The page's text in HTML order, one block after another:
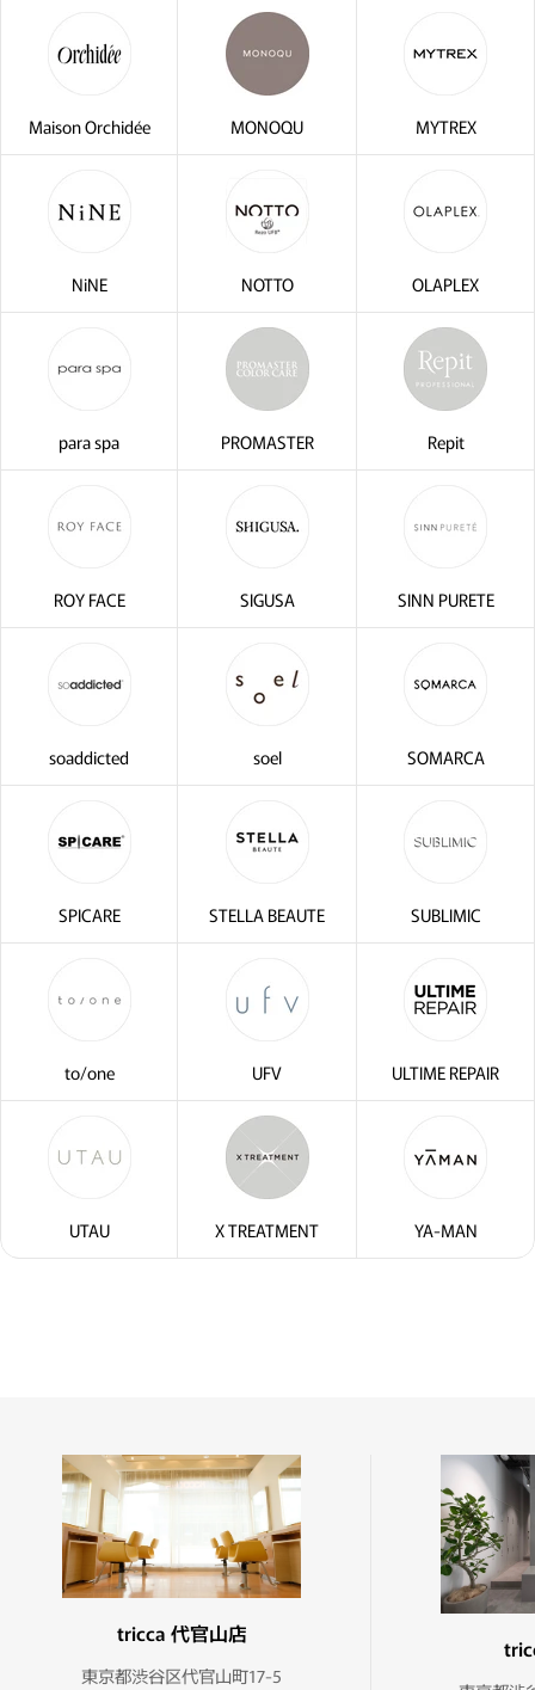
Maison Orchidée MONOQU MYTREX
NiNE NOTTO OLAPLEX
para spa PROMASTER Repit
ROY FACE SIGUSA SINN PURETE
soaddicted soel SOMARCA
SPICARE STELLA BEAUTE SUBLIMIC
to/one UFV ULTIME REPAIR
UTAU X TREATMENT YA-MAN
tricca 代官山店
東京都渋谷区代官山町17-5